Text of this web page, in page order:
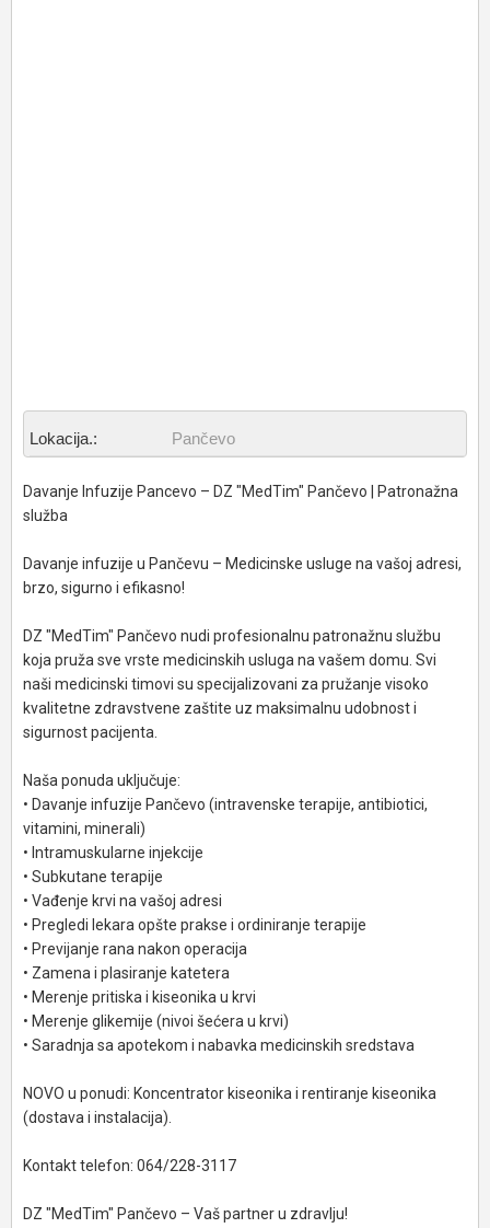
Lokacija.: Pančevo
Davanje Infuzije Pancevo – DZ "MedTim" Pančevo | Patronažna
služba
Davanje infuzije u Pančevu – Medicinske usluge na vašoj adresi,
brzo, sigurno i efikasno!
DZ "MedTim" Pančevo nudi profesionalnu patronažnu službu
koja pruža sve vrste medicinskih usluga na vašem domu. Svi
naši medicinski timovi su specijalizovani za pružanje visoko
kvalitetne zdravstvene zaštite uz maksimalnu udobnost i
sigurnost pacijenta.
Naša ponuda uključuje:
• Davanje infuzije Pančevo (intravenske terapije, antibiotici,
vitamini, minerali)
• Intramuskularne injekcije
• Subkutane terapije
• Vađenje krvi na vašoj adresi
• Pregledi lekara opšte prakse i ordiniranje terapije
• Previjanje rana nakon operacija
• Zamena i plasiranje katetera
• Merenje pritiska i kiseonika u krvi
• Merenje glikemije (nivoi šećera u krvi)
• Saradnja sa apotekom i nabavka medicinskih sredstava
NOVO u ponudi: Koncentrator kiseonika i rentiranje kiseonika
(dostava i instalacija).
Kontakt telefon: 064/228-3117
DZ "MedTim" Pančevo – Vaš partner u zdravlju!